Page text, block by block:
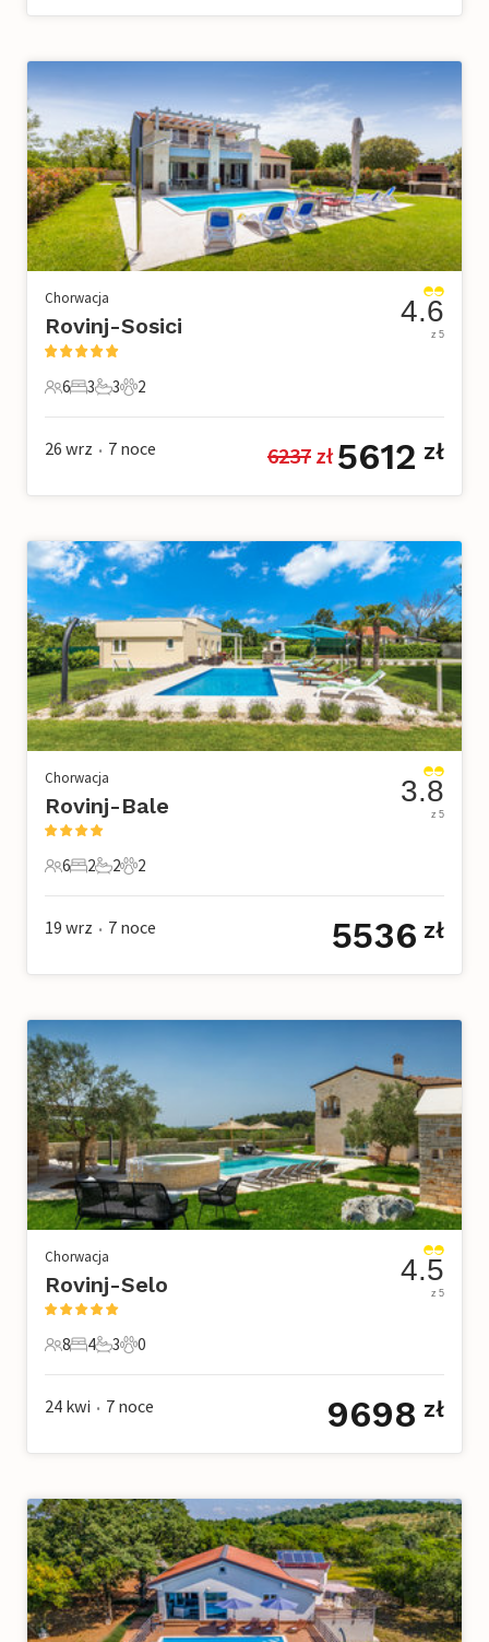
Chorwacja
Rovinj-Sosici
6 Goście
6
3 Sypialnie
3
3 Łazienki
3
2 Zwierzęta domowe
2
4.6
z 5
26 wrz • 7 noce 6237 zł 5612 zł
Chorwacja
Rovinj-Bale
6 Goście
6
2 Sypialnie
2
2 Łazienki
2
2 Zwierzęta domowe
2
3.8
z 5
19 wrz • 7 noce 5536 zł
Chorwacja
Rovinj-Selo
8 Goście
8
4 Sypialnie
4
3 Łazienki
3
0 Zwierzęta domowe
0
4.5
z 5
24 kwi • 7 noce 9698 zł